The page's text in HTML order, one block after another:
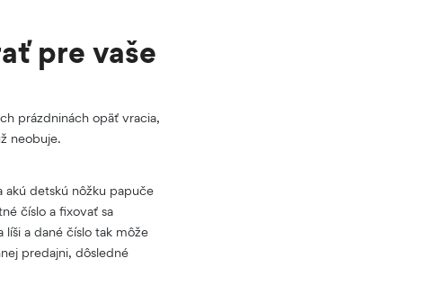
pre vaše
prázdninách opäť vracia,
neobuje.
akú detskú nôžku papuče
číslo a fixovať sa
a dané číslo tak môže
predajni, dôsledné